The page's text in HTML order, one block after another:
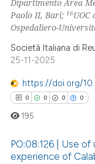
Dipartimento Area
Paolo II, Bari;16UOC
Ospedaliero-
Società Italiana di
25-11-2025
https://doi.org/
0 0 0 0
195
PO:08:126 | Use
experience of